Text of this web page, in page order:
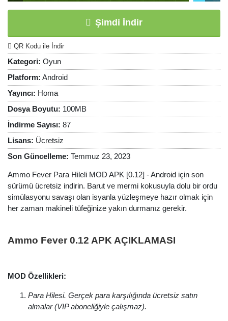
Şimdi İndir
QR Kodu ile İndir
Kategori: Oyun
Platform: Android
Yayıncı: Homa
Dosya Boyutu: 100MB
İndirme Sayısı: 87
Lisans: Ücretsiz
Son Güncelleme: Temmuz 23, 2023
Ammo Fever Para Hileli MOD APK [0.12] - Android için son
sürümü ücretsiz indirin. Barut ve mermi kokusuyla dolu bir ordu
simülasyonu savaşı olan isyanla yüzleşmeye hazır olmak için
her zaman makineli tüfeğinize yakın durmanız gerekir.
Ammo Fever 0.12 APK AÇIKLAMASI
MOD Özellikleri:
Para Hilesi. Gerçek para karşılığında ücretsiz satın
almalar (VIP aboneliğiyle çalışmaz).